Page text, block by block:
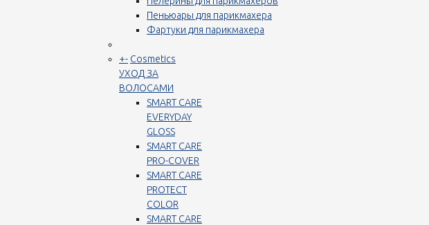
Пеньюары для парикмахера
Фартуки для парикмахера
+- Cosmetics
УХОД ЗА
ВОЛОСАМИ
SMART CARE
EVERYDAY
GLOSS
SMART CARE
PRO-COVER
SMART CARE
PROTECT
COLOR
SMART CARE